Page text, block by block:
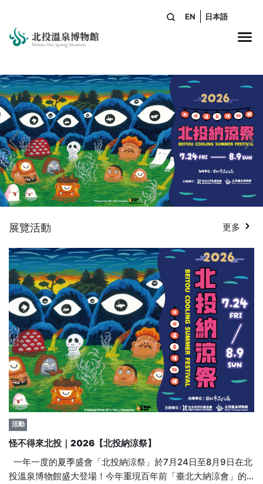
站內搜尋
EN 日本語
展覽活動 更多
活動
怪不得來北投｜2026【北投納涼祭】
投溫泉博物館盛大登場！今年重現百年前「臺北大納涼會」的